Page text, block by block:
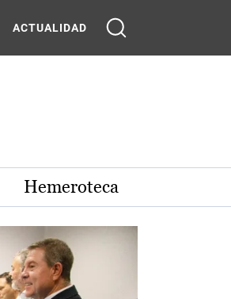
ACTUALIDAD
Hemeroteca